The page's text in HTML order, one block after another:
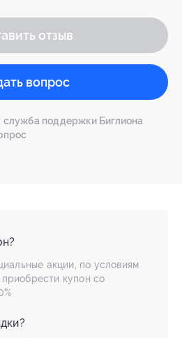
отзыв
вопрос
поддержки Биглиона
акции, по условиям
купон со